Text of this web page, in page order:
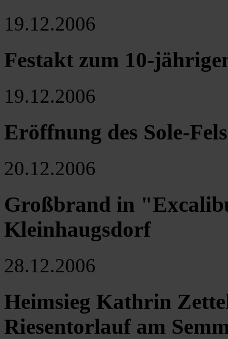
19.12.2006
Festakt zum 10-
19.12.2006
Eröffnung des Sole-
20.12.2006
Großbrand in
Kleinhaugsdorf
28.12.2006
Heimsieg Kathrin
Riesentorlauf am